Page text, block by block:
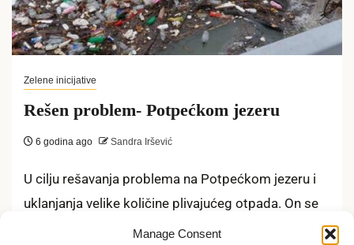
Manage Consent
Zelene inicijative
Rešen problem- Potpećkom jezeru
6 godina ago Sandra Iršević
U cilju rešavanja problema na Potpećkom jezeru i
uklanjanja velike količine plivajućeg otpada. On se
usled padavina nakupio kod brane...